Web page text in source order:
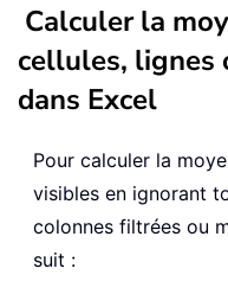
Calculer la
cellules, lignes
dans Excel
Pour calculer la
visibles en ignorant
colonnes filtrées ou
suit :